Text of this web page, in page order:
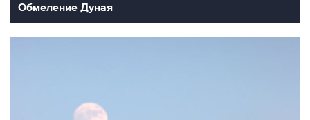
Обмеление Дуная